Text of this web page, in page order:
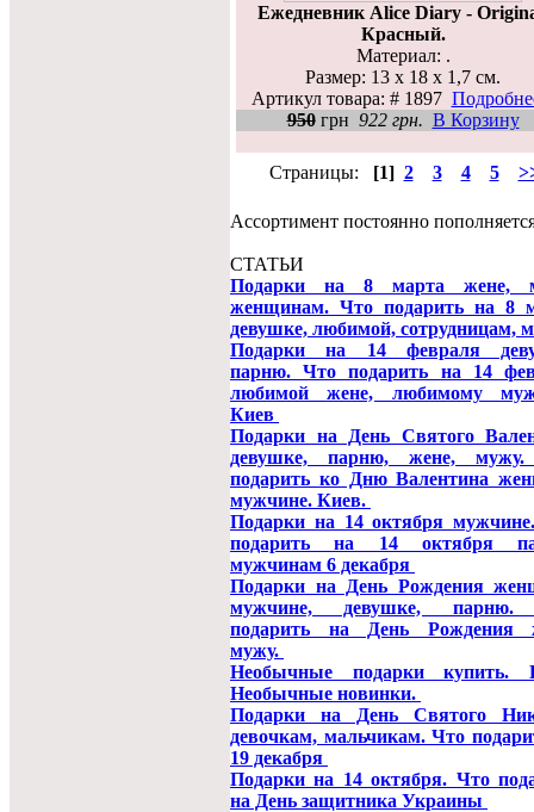
Ежедневник Alice Diary -
Красный.
Материал: .
Размер: 13 х 18 х 1,7 см.
Артикул товара: # 1897
950грн 922 грн. В Корзину
Страницы: [1] 2 3 4 5
Ассортимент постоянно
СТАТЬИ
Подарки на 8 марта жене,
женщинам. Что подарить на 8
девушке, любимой, сотрудницам,
Подарки на 14 февраля
парню. Что подарить на 14
любимой жене, любимому
Киев
Подарки на День Святого
девушке, парню, жене,
подарить ко Дню Валентина
мужчине. Киев.
Подарки на 14 октября
подарить на 14 октября
мужчинам 6 декабря
Подарки на День Рождения
мужчине, девушке, парню.
подарить на День Рождения
мужу.
Необычные подарки купить.
Необычные новинки.
Подарки на День Святого
девочкам, мальчикам. Что
19 декабря
Подарки на 14 октября. Что
на День защитника Украины